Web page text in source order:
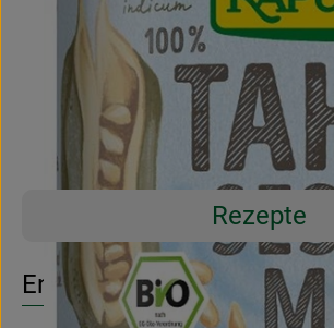
Rezepte
Entdecke passende